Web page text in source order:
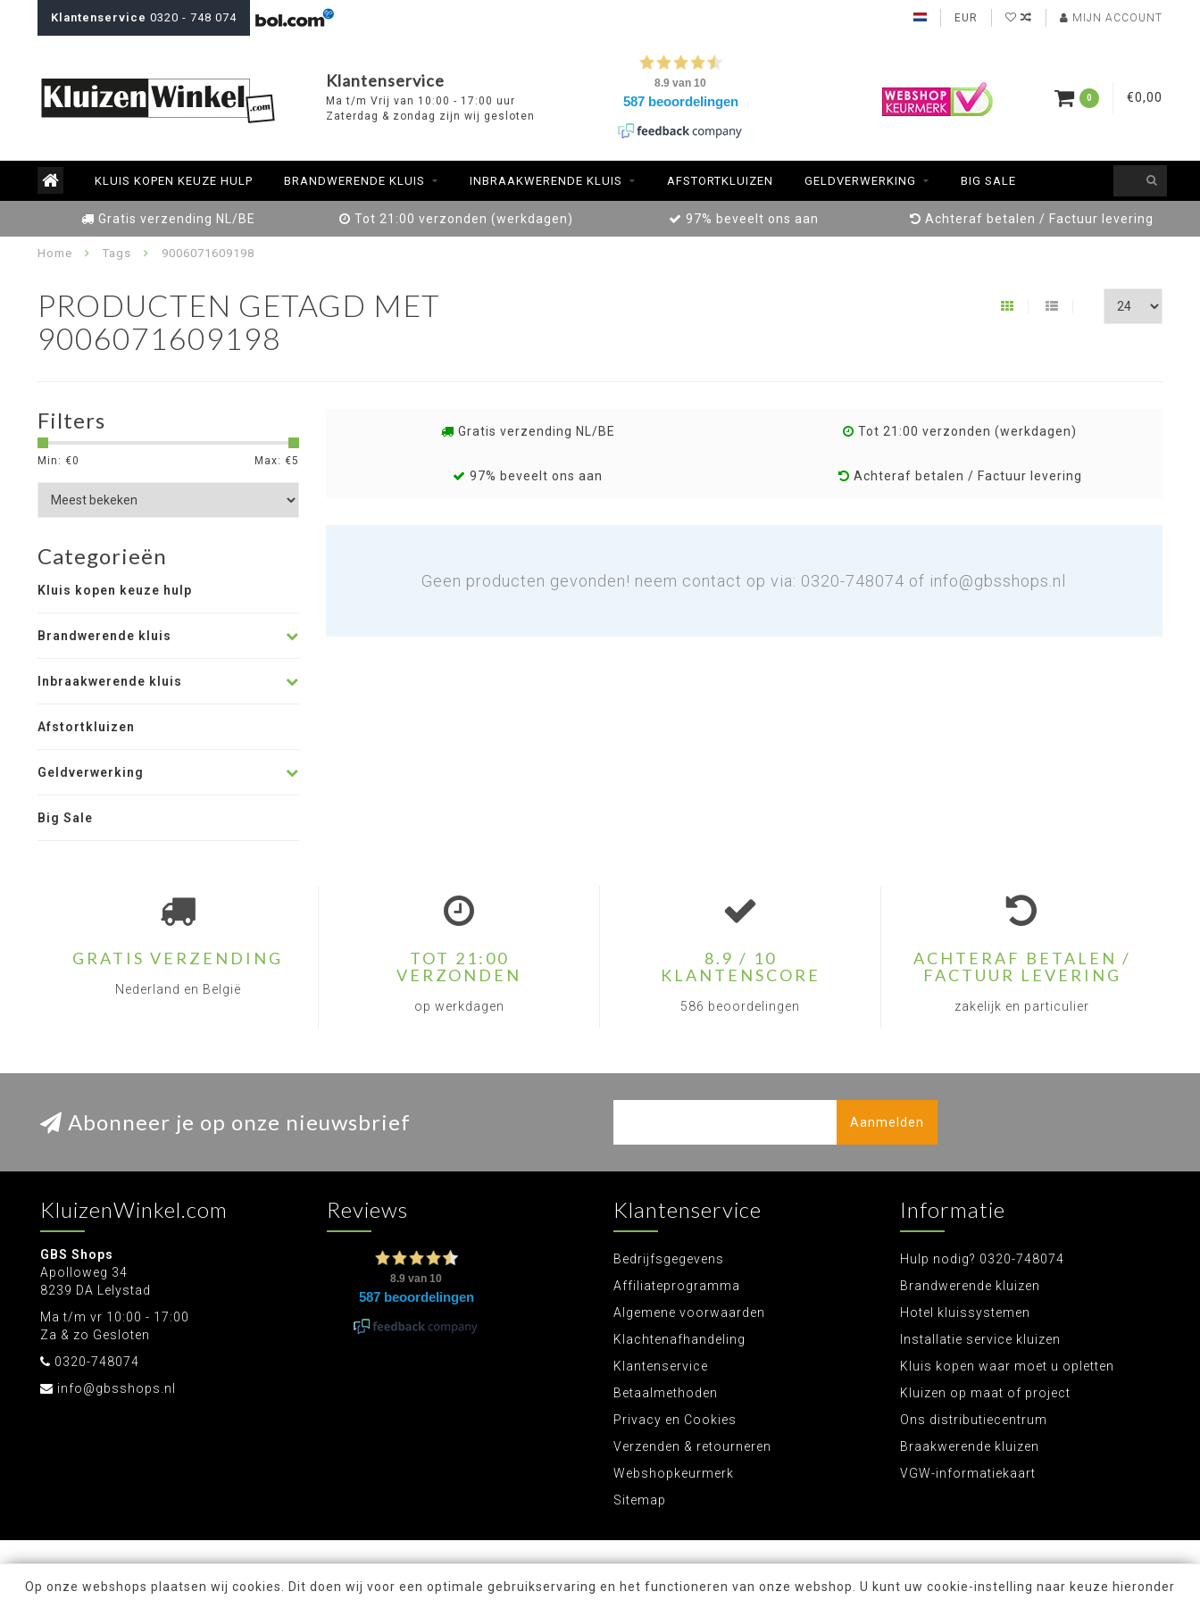
Klantenservice 0320 - 748 074 EUR MIJN ACCOUNT
Klantenservice
Ma t/m Vrij van 10:00 - 17:00 uur
Zaterdag & zondag zijn wij gesloten
0 €0,00
KLUIS KOPEN KEUZE HULP BRANDWERENDE KLUIS INBRAAKWERENDE KLUIS AFSTORTKLUIZEN GELDVERWERKING BIG SALE
Gratis verzending NL/BE Tot 21:00 verzonden (werkdagen) 97% beveelt ons aan Achteraf betalen / Factuur levering
Home Tags 9006071609198
PRODUCTEN GETAGD MET
9006071609198
Filters
Min: €0 Max: €5
Categorieën
Kluis kopen keuze hulp
Brandwerende kluis
Inbraakwerende kluis
Afstortkluizen
Geldverwerking
Big Sale
Gratis verzending NL/BE Tot 21:00 verzonden (werkdagen)
97% beveelt ons aan Achteraf betalen / Factuur levering
Geen producten gevonden! neem contact op via: 0320-748074 of info@gbsshops.nl
GRATIS VERZENDING
Nederland en België
TOT 21:00
VERZONDEN
op werkdagen
8.9 / 10
KLANTENSCORE
586 beoordelingen
ACHTERAF BETALEN /
FACTUUR LEVERING
zakelijk en particulier
Abonneer je op onze nieuwsbrief Aanmelden
KluizenWinkel.com
GBS Shops
Apolloweg 34
8239 DA Lelystad
Ma t/m vr 10:00 - 17:00
Za & zo Gesloten
0320-748074
info@gbsshops.nl
Reviews Klantenservice
Bedrijfsgegevens
Affiliateprogramma
Algemene voorwaarden
Klachtenafhandeling
Klantenservice
Betaalmethoden
Privacy en Cookies
Verzenden & retourneren
Webshopkeurmerk
Sitemap
Informatie
Hulp nodig? 0320-748074
Brandwerende kluizen
Hotel kluissystemen
Installatie service kluizen
Kluis kopen waar moet u opletten
Kluizen op maat of project
Ons distributiecentrum
Braakwerende kluizen
VGW-informatiekaart
Op onze webshops plaatsen wij cookies. Dit doen wij voor een optimale gebruikservaring en het functioneren van onze webshop. U kunt uw cookie-instelling naar keuze hieronder